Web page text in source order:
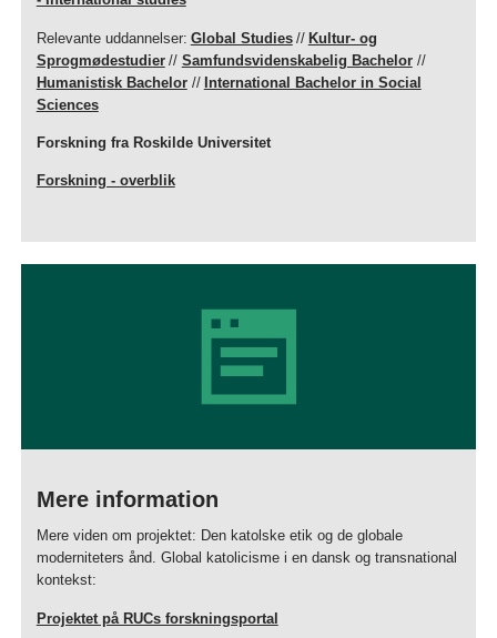
Relevante uddannelser: Global Studies // Kultur- og
Sprogmødestudier // Samfundsvidenskabelig Bachelor//
Humanistisk Bachelor// International Bachelor in Social
Sciences
Forskning fra Roskilde Universitet
Forskning - overblik
Mere information
Mere viden om projektet: Den katolske etik og de globale
moderniteters ånd. Global katolicisme i en dansk og transnational
kontekst:
Projektet på RUCs forskningsportal